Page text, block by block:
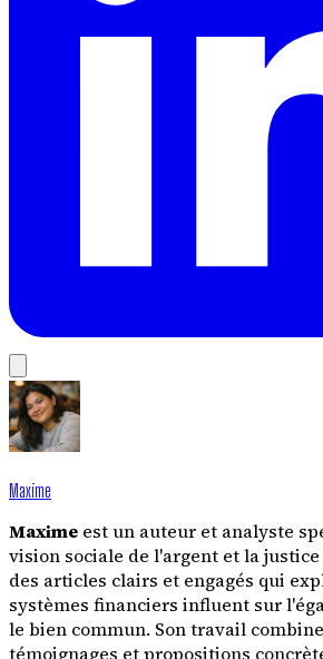
Maxime
Maxime est un auteur et analyste
vision sociale de l'argent et la
des articles clairs et engagés qui
systèmes financiers influent sur
le bien commun. Son travail
témoignages et propositions